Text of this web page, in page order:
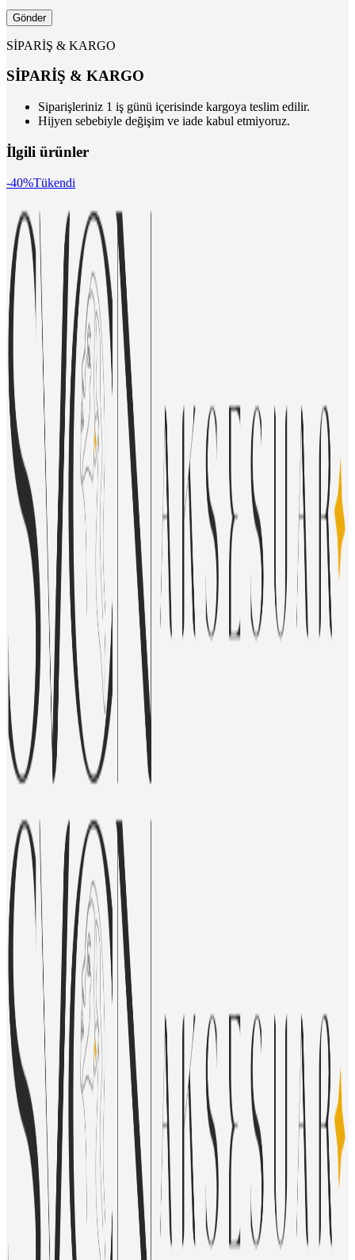
SİPARİŞ & KARGO
SİPARİŞ & KARGO
Siparişleriniz 1 iş günü içerisinde kargoya teslim edilir.
Hijyen sebebiyle değişim ve iade kabul etmiyoruz.
İlgili ürünler
-40%Tükendi